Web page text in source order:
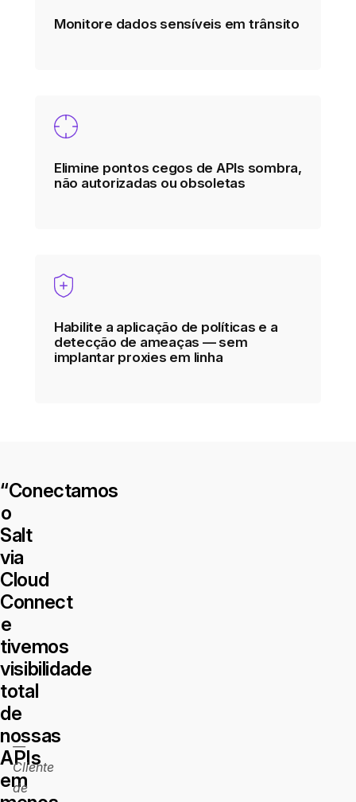
Monitore dados sensíveis em trânsito
Elimine pontos cegos de APIs sombra,
não autorizadas ou obsoletas
Habilite a aplicação de políticas e a
detecção de ameaças — sem
implantar proxies em linha
“Conectamos
o
Salt
via
Cloud
Connect
e
tivemos
visibilidade
total
de
nossas
APIs
em
—
Cliente
de